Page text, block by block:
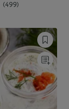
(499)